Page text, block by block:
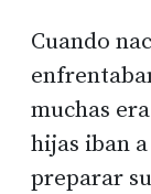
Cuando
muchas
hijas iban
preparar